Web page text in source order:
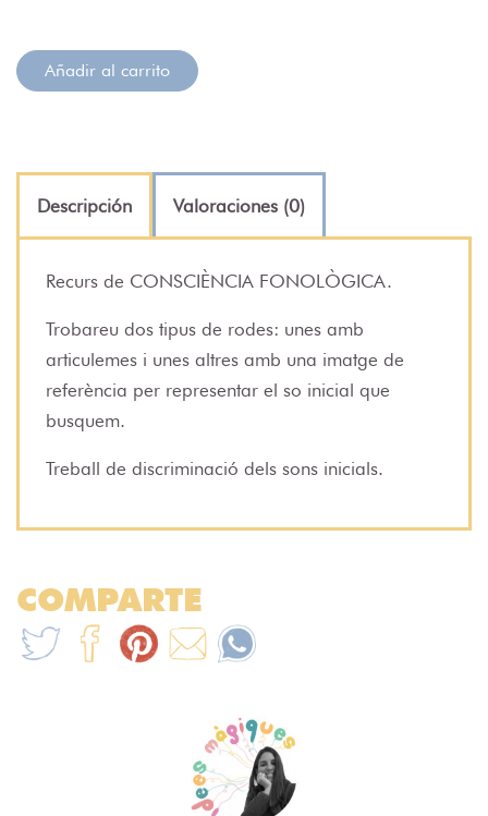
Añadir al carrito
Descripción Valoraciones (0)
Recurs de CONSCIÈNCIA FONOLÒGICA.
Trobareu dos tipus de rodes: unes amb
articulemes i unes altres amb una imatge de
referència per representar el so inicial que
busquem.
Treball de discriminació dels sons inicials.
COMPARTE